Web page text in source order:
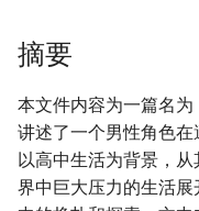
摘要
本文件内容为一篇名为
讲述了一个男性角色
以高中生活为背景，
界中巨大压力的生活